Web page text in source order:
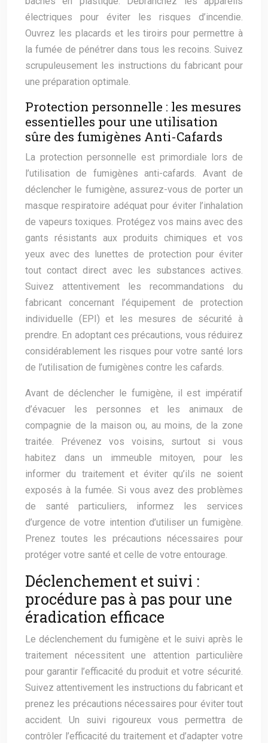
électriques pour éviter les risques d’incendie.
Ouvrez les placards et les tiroirs pour permettre à
la fumée de pénétrer dans tous les recoins. Suivez
scrupuleusement les instructions du fabricant pour
une préparation optimale.
Protection personnelle : les mesures
essentielles pour une utilisation
sûre des fumigènes Anti-Cafards
La protection personnelle est primordiale lors de
l’utilisation de fumigènes anti-cafards. Avant de
déclencher le fumigène, assurez-vous de porter un
masque respiratoire adéquat pour éviter l’inhalation
de vapeurs toxiques. Protégez vos mains avec des
gants résistants aux produits chimiques et vos
yeux avec des lunettes de protection pour éviter
tout contact direct avec les substances actives.
Suivez attentivement les recommandations du
fabricant concernant l’équipement de protection
individuelle (EPI) et les mesures de sécurité à
prendre. En adoptant ces précautions, vous réduirez
considérablement les risques pour votre santé lors
de l’utilisation de fumigènes contre les cafards.
Avant de déclencher le fumigène, il est impératif
d’évacuer les personnes et les animaux de
compagnie de la maison ou, au moins, de la zone
traitée. Prévenez vos voisins, surtout si vous
habitez dans un immeuble mitoyen, pour les
informer du traitement et éviter qu’ils ne soient
exposés à la fumée. Si vous avez des problèmes
de santé particuliers, informez les services
d’urgence de votre intention d’utiliser un fumigène.
Prenez toutes les précautions nécessaires pour
protéger votre santé et celle de votre entourage.
Déclenchement et suivi :
procédure pas à pas pour une
éradication efficace
Le déclenchement du fumigène et le suivi après le
traitement nécessitent une attention particulière
pour garantir l’efficacité du produit et votre sécurité.
Suivez attentivement les instructions du fabricant et
prenez les précautions nécessaires pour éviter tout
accident. Un suivi rigoureux vous permettra de
contrôler l’efficacité du traitement et d’adapter votre